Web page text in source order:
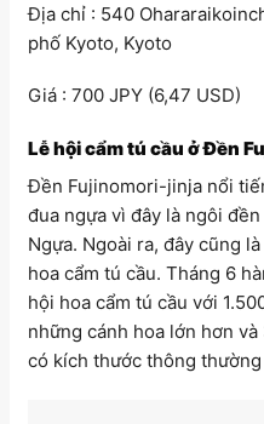
Địa chỉ : 540
phố Kyoto, Kyoto
Giá : 700 JPY (6,47 USD)
Lễ hội cẩm tú cầu ở Đền
Đền Fujinomori-jinja nổi
đua ngựa vì đây là ngôi
Ngựa. Ngoài ra, đây cũng
hoa cẩm tú cầu. Tháng 6
hội hoa cẩm tú cầu với
những cánh hoa lớn hơn
có kích thước thông